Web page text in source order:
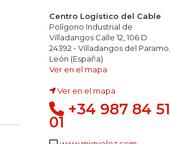
Centro Logístico del Cable
Polígono Industrial de
Villadangos Calle 12, 106 D
24392 - Villadangos del Paramo,
León (España)
Ver en el mapa
Ver en el mapa
+34 987 84 51
01